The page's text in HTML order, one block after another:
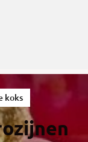
koks